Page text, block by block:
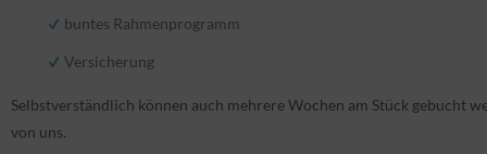
buntes Rahmenprogramm
Versicherung
Selbstverständlich können auch mehrere Wochen am Stück gebucht
von uns.